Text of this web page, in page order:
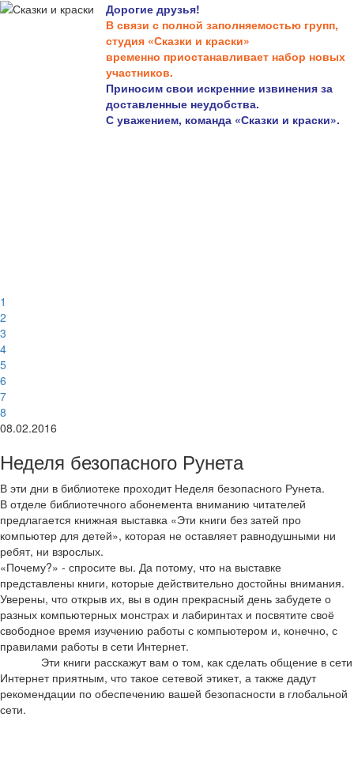
Дорогие друзья!
В связи с полной заполняемостью групп,
студия «Сказки и краски»
временно приостанавливает набор новых
участников.
Приносим свои искренние извинения за
доставленные неудобства.
С уважением, команда «Сказки и краски».
1
2
3
4
5
6
7
8
08.02.2016
Неделя безопасного Рунета
В эти дни в библиотеке проходит Неделя безопасного Рунета.
В отделе библиотечного абонемента вниманию читателей
предлагается книжная выставка «Эти книги без затей про
компьютер для детей», которая не оставляет равнодушными ни
ребят, ни взрослых.
«Почему?» - спросите вы. Да потому, что на выставке
представлены книги, которые действительно достойны внимания.
Уверены, что открыв их, вы в один прекрасный день забудете о
разных компьютерных монстрах и лабиринтах и посвятите своё
свободное время изучению работы с компьютером и, конечно, с
правилами работы в сети Интернет.
Эти книги расскажут вам о том, как сделать общение в сети
Интернет приятным, что такое сетевой этикет, а также дадут
рекомендации по обеспечению вашей безопасности в глобальной
сети.